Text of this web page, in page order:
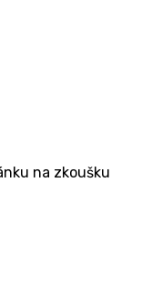
na zkoušku